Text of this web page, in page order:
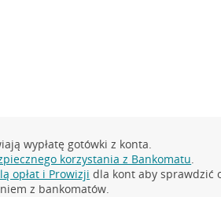
wypłatę gotówki z konta.
korzystania z Bankomatu.
opłat i Prowizji dla kont aby sprawdzić
z bankomatów.